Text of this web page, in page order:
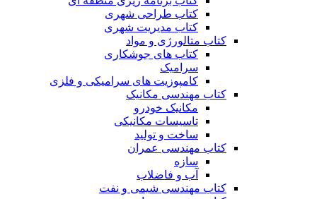
کتاب طراحی شهری
کتاب مدیریت شهری
کتاب متالورژی و مواد
کتاب های جوشکاری
سرامیک
کامپوزیت های سرامیکی و فلزی
کتاب مهندسی مکانیک
مکانیک خودرو
تاسیسات مکانیکی
ساخت و تولید
کتاب مهندسی عمران
سازه
آب و فاضلاب
کتاب مهندسی شیمی و نفت